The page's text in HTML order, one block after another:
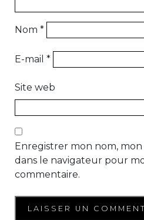
Nom *
E-mail *
Site web
Enregistrer mon nom,
dans le navigateur pour
commentaire.